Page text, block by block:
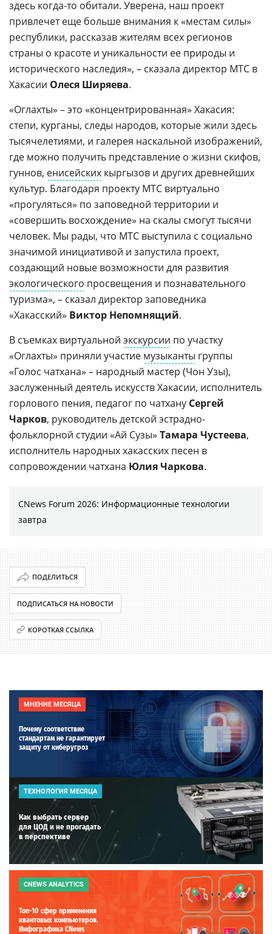
здесь когда-то обитали. Уверена, наш проект
привлечет еще больше внимания к «местам силы»
республики, рассказав жителям всех регионов
страны о красоте и уникальности ее природы и
исторического наследия», – сказала директор МТС в
Хакасии Олеся Ширяева.
«Оглахты» – это «концентрированная» Хакасия:
степи, курганы, следы народов, которые жили здесь
тысячелетиями, и галерея наскальной изображений,
где можно получить представление о жизни скифов,
гуннов, енисейских кыргызов и других древнейших
культур. Благодаря проекту МТС виртуально
«прогуляться» по заповедной территории и
«совершить восхождение» на скалы смогут тысячи
человек. Мы рады, что МТС выступила с социально
значимой инициативой и запустила проект,
создающий новые возможности для развития
экологического просвещения и познавательного
туризма», – сказал директор заповедника
«Хакасский» Виктор Непомнящий.
В съемках виртуальной экскурсии по участку
«Оглахты» приняли участие музыканты группы
«Голос чатхана» – народный мастер (Чон Узы),
заслуженный деятель искусств Хакасии, исполнитель
горлового пения, педагог по чатхану Сергей
Чарков, руководитель детской эстрадно-
фольклорной студии «Ай Сузы» Тамара Чустеева,
исполнитель народных хакасских песен в
сопровождении чатхана Юлия Чаркова.
CNews Forum 2026: Информационные технологии
завтра
ПОДЕЛИТЬСЯ
ПОДПИСАТЬСЯ НА НОВОСТИ
КОРОТКАЯ ССЫЛКА
МНЕНИЕ МЕСЯЦА
Почему соответствие
стандартам не гарантирует
защиту от киберугроз
ТЕХНОЛОГИЯ МЕСЯЦА
Как выбрать сервер
для ЦОД и не прогадать
в перспективе
CNEWS ANALYTICS
Топ-10 сфер применения
квантовых компьютеров.
Инфографика CNews